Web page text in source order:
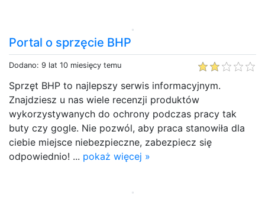
Portal o sprzęcie BHP
Dodano: 9 lat 10 miesięcy temu
Sprzęt BHP to najlepszy serwis informacyjnym.
Znajdziesz u nas wiele recenzji produktów
wykorzystywanych do ochrony podczas pracy tak
buty czy gogle. Nie pozwól, aby praca stanowiła dla
ciebie miejsce niebezpieczne, zabezpiecz się
odpowiednio! ... pokaż więcej »